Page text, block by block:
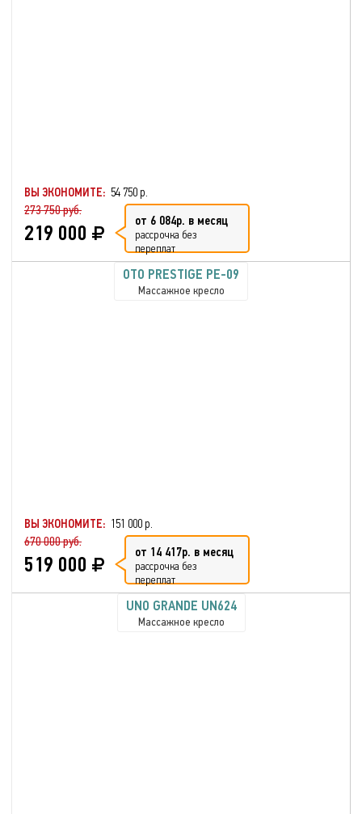
ВЫ ЭКОНОМИТЕ: 54 750 р.
273 750 руб.
219 000 от 6 084р. в месяц
рассрочка без
переплат
OTO PRESTIGE PE-09
Массажное кресло
ВЫ ЭКОНОМИТЕ: 151 000 р.
670 000 руб.
519 000 от 14 417р. в месяц
рассрочка без
переплат
UNO GRANDE UN624
Массажное кресло